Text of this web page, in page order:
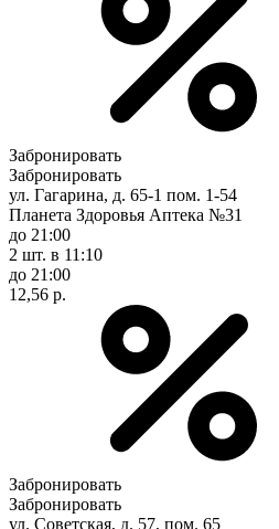
Забронировать
Забронировать
ул. Гагарина, д. 65-1 пом. 1-54
Планета Здоровья Аптека №31
до 21:00
2 шт. в 11:10
до 21:00
12,56 р.
Забронировать
Забронировать
ул. Советская, д. 57, пом. 65